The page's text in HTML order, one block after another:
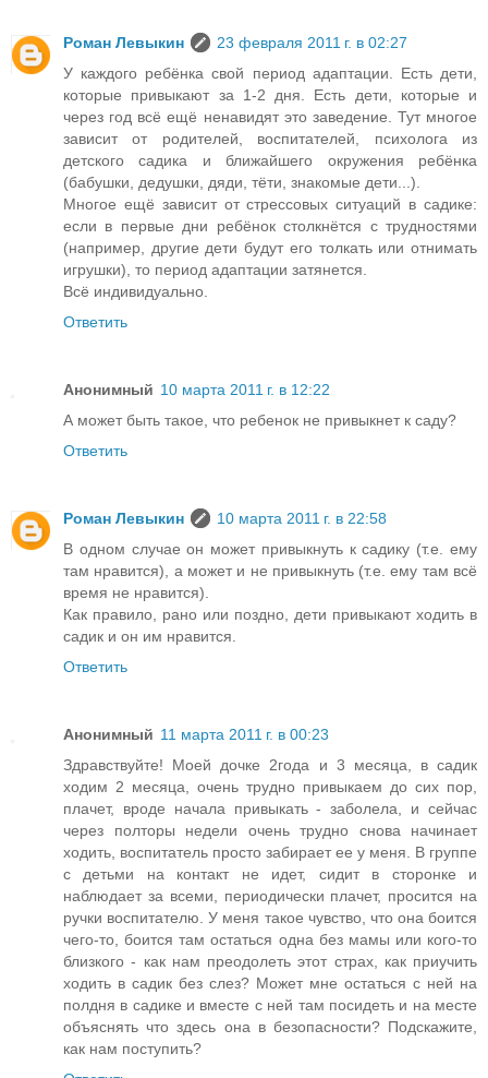
Роман Левыкин
23 февраля 2011 г. в 02:27
У каждого ребёнка свой период адаптации. Есть дети,
которые привыкают за 1-2 дня. Есть дети, которые и
через год всё ещё ненавидят это заведение. Тут многое
зависит от родителей, воспитателей, психолога из
детского садика и ближайшего окружения ребёнка
(бабушки, дедушки, дяди, тёти, знакомые дети...).
Многое ещё зависит от стрессовых ситуаций в садике:
если в первые дни ребёнок столкнётся с трудностями
(например, другие дети будут его толкать или отнимать
игрушки), то период адаптации затянется.
Всё индивидуально.
Ответить
Анонимный 10 марта 2011 г. в 12:22
А может быть такое, что ребенок не привыкнет к саду?
Ответить
Роман Левыкин
10 марта 2011 г. в 22:58
В одном случае он может привыкнуть к садику (т.е. ему
там нравится), а может и не привыкнуть (т.е. ему там всё
время не нравится).
Как правило, рано или поздно, дети привыкают ходить в
садик и он им нравится.
Ответить
Анонимный 11 марта 2011 г. в 00:23
Здравствуйте! Моей дочке 2года и 3 месяца, в садик
ходим 2 месяца, очень трудно привыкаем до сих пор,
плачет, вроде начала привыкать - заболела, и сейчас
через полторы недели очень трудно снова начинает
ходить, воспитатель просто забирает ее у меня. В группе
с детьми на контакт не идет, сидит в сторонке и
наблюдает за всеми, периодически плачет, просится на
ручки воспитателю. У меня такое чувство, что она боится
чего-то, боится там остаться одна без мамы или кого-то
близкого - как нам преодолеть этот страх, как приучить
ходить в садик без слез? Может мне остаться с ней на
полдня в садике и вместе с ней там посидеть и на месте
объяснять что здесь она в безопасности? Подскажите,
как нам поступить?